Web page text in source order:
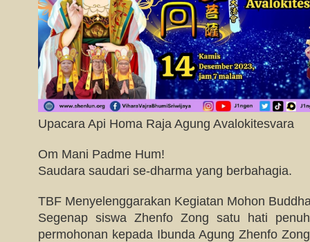
Upacara Api Homa Raja Agung Avalokitesvara
Om Mani Padme Hum!
Saudara saudari se-dharma yang berbahagia.
TBF Menyelenggarakan Kegiatan Mohon
Segenap siswa Zhenfo Zong satu hati
permohonan kepada Ibunda Agung Zhenfo